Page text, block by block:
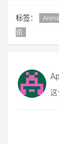
标签：
讯
这